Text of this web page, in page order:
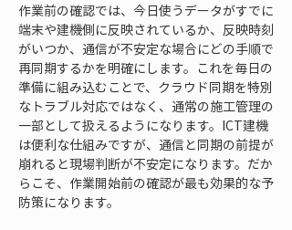
作業前の確認では、今日使うデータがすでに
端末や建機側に反映されているか、反映時刻
がいつか、通信が不安定な場合にどの手順で
再同期するかを明確にします。これを毎日の
準備に組み込むことで、クラウド同期を特別
なトラブル対応ではなく、通常の施工管理の
一部として扱えるようになります。ICT建機
は便利な仕組みですが、通信と同期の前提が
崩れると現場判断が不安定になります。だか
らこそ、作業開始前の確認が最も効果的な予
防策になります。